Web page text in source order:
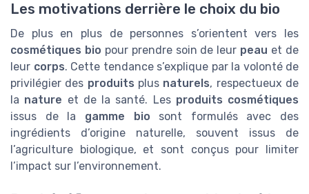
Les motivations derrière le choix du bio
De plus en plus de personnes s’orientent vers les
cosmétiques bio pour prendre soin de leur peau et de
leur corps. Cette tendance s’explique par la volonté de
privilégier des produits plus naturels, respectueux de
la nature et de la santé. Les produits cosmétiques
issus de la gamme bio sont formulés avec des
ingrédients d’origine naturelle, souvent issus de
l’agriculture biologique, et sont conçus pour limiter
l’impact sur l’environnement.